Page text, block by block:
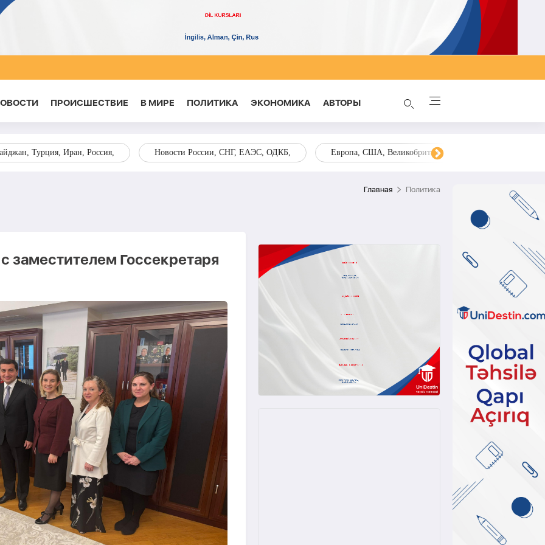
ПРОИСШЕСТВИЕ В МИРЕ ПОЛИТИКА ЭКОНОМИКА AВТОРЫ
Турция, Иран, Россия, Новости России, СНГ, ЕАЭС, ОДКБ, Европа, США, Великобритания, Украина, Запад,
Главная Политика
заместителем Госсекретаря